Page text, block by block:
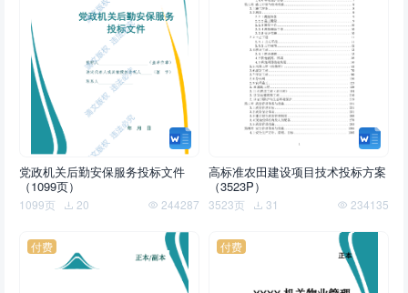
党政机关后勤安保服务投标文件
（1099页）
1099页 20 244287
高标准农田建设项目技术投标方案
（3523P）
3523页 31 234135
付费 付费